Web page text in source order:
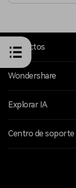
Productos
Wondershare
Explorar IA
Centro de soporte